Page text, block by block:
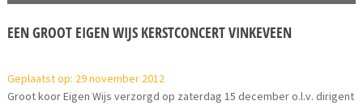
EEN GROOT EIGEN WIJS KERSTCONCERT VINKEVEEN
Geplaatst op: 29 november 2012
Groot koor Eigen Wijs verzorgd op zaterdag 15 december o.l.v. dirigent